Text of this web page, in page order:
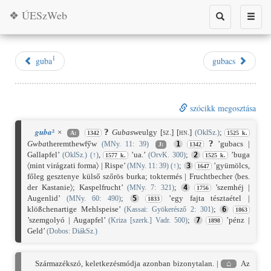
Toggle
Toggle
search
❖ ÚESzWeb
guba1 gubacs
szócikk megosztása
guba² × A: 1342 ? Gubasweulgy [sz.] [hn.] (OklSz.); 1525 k.
Gwbatheremthewfy̋w (MNy. 11: 39) J: 1 1342 ? ’gubacs |
Gallapfel’ (OklSz.) (↑), 1577 k. ’ua.’ (OrvK. 300); 2 1525 k.
’buga
〈mint virágzati forma〉 | Rispe’ (MNy. 11: 39) (↑); 3 1647 ’gyümölcs,
főleg gesztenye külső szőrös burka; toktermés | Fruchtbecher 〈bes.
der Kastanie〉; Kaspelfrucht’(MNy. 7: 321); 4 1756 ’szemhéj |
Augenlid’ (MNy. 60: 490); 5 1833
’egy fajta tésztaétel |
klößchenartige Mehlspeise’(Kassai: Gyökerésző 2: 301); 6 1863
’szemgolyó | Augapfel’(Kriza [szerk.] Vadr. 500); 7 1898
’pénz |
Geld’ (Dobos: DiákSz.)
Származékszó, keletkezésmódja azonban bizonytalan. | ⌂
Az